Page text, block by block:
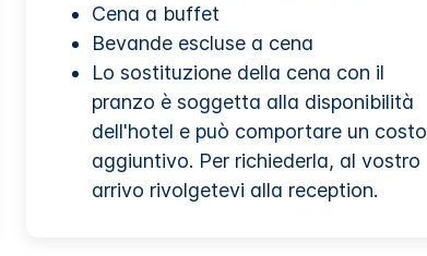
Cena a buffet
Bevande escluse a cena
Lo sostituzione della cena con il
pranzo è soggetta alla disponibilità
dell'hotel e può comportare un costo
aggiuntivo. Per richiederla, al vostro
arrivo rivolgetevi alla reception.